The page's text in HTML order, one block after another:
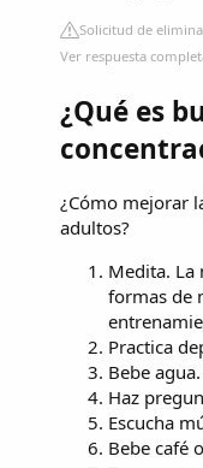
Solicitud de
Ver respuesta
¿Qué es
¿Cómo mejorar
adultos?
Medita. La
formas de
Practica
Bebe
Haz
Escucha
Bebe café